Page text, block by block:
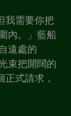
我需要你把
內。」藍船
遠處的
束把開闊的
式請求，